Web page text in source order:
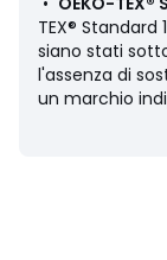
• Temperatura
40° per i colori
• Lavando il
di energia
• Capo adatto
TEX®
siano stati
l'assenza di
un marchio